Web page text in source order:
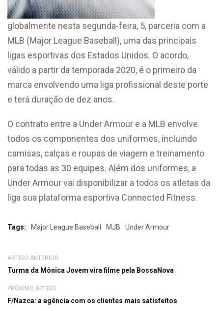
globalmente nesta segunda-feira, 5, parceria com a
MLB (Major League Baseball), uma das principais
ligas esportivas dos Estados Unidos. O acordo,
válido a partir da temporada 2020, é o primeiro da
marca envolvendo uma liga profissional deste porte
e terá duração de dez anos.
O contrato entre a Under Armour e a MLB envolve
todos os componentes dos uniformes, incluindo
camisas, calças e roupas de viagem e treinamento
para todas as 30 equipes. Além dos uniformes, a
Under Armour vai disponibilizar a todos os atletas da
liga sua plataforma esportiva Connected Fitness.
Tags: Major League Baseball MJB Under Armour
ARTIGO ANTERIOR
Turma da Mônica Jovem vira filme pela BossaNova
PRÓXIMO ARTIGO
F/Nazca: a agência com os clientes mais satisfeitos